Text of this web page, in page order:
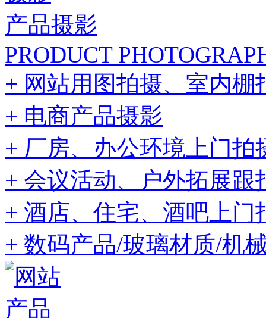
产品摄影
PRODUCT
+ 网站用图拍摄、室内棚
+ 电商产品摄影
+ 厂房、办公环境上门拍
+ 会议活动、户外拓展跟
+ 酒店、住宅、酒吧上门
+ 数码产品/玻璃材质/机